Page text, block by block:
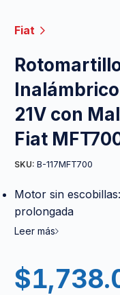
Fiat
21V con
Fiat
SKU: B-117MFT700
Motor sin
prolongada
Leer más
$